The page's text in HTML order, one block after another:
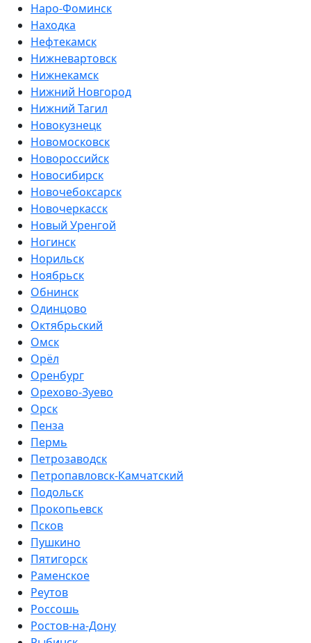
Наро-Фоминск
Находка
Нефтекамск
Нижневартовск
Нижнекамск
Нижний Новгород
Нижний Тагил
Новокузнецк
Новомосковск
Новороссийск
Новосибирск
Новочебоксарск
Новочеркасск
Новый Уренгой
Ногинск
Норильск
Ноябрьск
Обнинск
Одинцово
Октябрьский
Омск
Орёл
Оренбург
Орехово-Зуево
Орск
Пенза
Пермь
Петрозаводск
Петропавловск-Камчатский
Подольск
Прокопьевск
Псков
Пушкино
Пятигорск
Раменское
Реутов
Россошь
Ростов-на-Дону